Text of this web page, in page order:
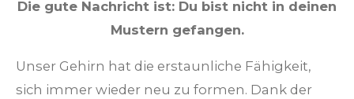
Die gute Nachricht ist: Du bist nicht in deinen
Mustern gefangen.
Unser Gehirn hat die erstaunliche Fähigkeit,
sich immer wieder neu zu formen. Dank der